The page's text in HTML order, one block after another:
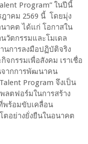
Program” ในปีนี้
ฎาคม 2569 นี้ โดยมุ่ง
าคต ได้แก่ โอกาสใน
วัตกรรมและโมเดล
นการลงมือปฏิบัติจริง
กรรมเพื่อสังคม เราเชื่อ
จากการพัฒนาคน
Program จึงเป็น
ลตฟอร์มในการสร้าง
พร้อมขับเคลื่อน
ตอย่างยั่งยืนในอนาคต